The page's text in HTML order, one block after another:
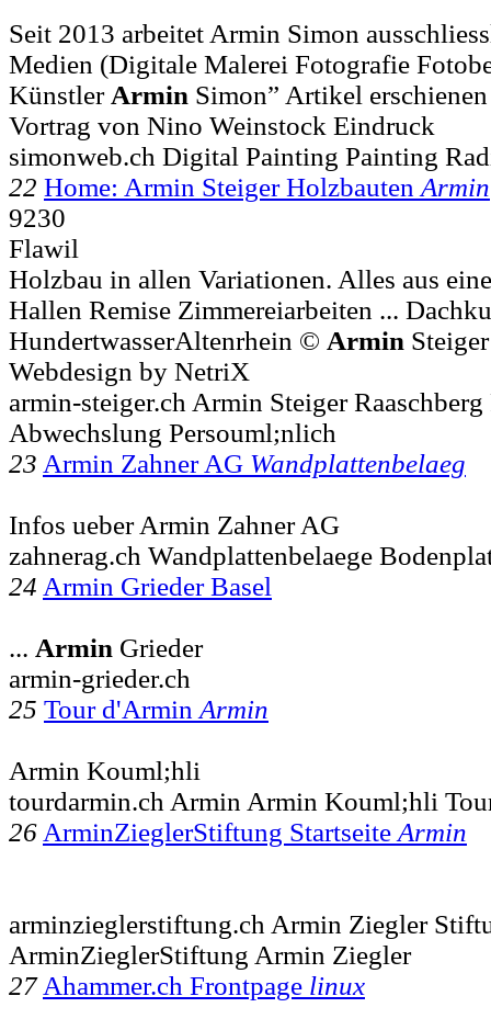
Seit 2013 arbeitet Armin Simon
Medien (Digitale Malerei Fotografie
Künstler Armin Simon” Artikel
Vortrag von Nino Weinstock Eindruck
simonweb.ch Digital Painting Painting
22 Home: Armin Steiger Holzbauten Armin
9230
Flawil
Holzbau in allen Variationen. Alles aus
Hallen Remise Zimmereiarbeiten ...
HundertwasserAltenrhein © Armin
Webdesign by NetriX
armin-steiger.ch Armin Steiger
Abwechslung Persouml;nlich
23 Armin Zahner AG Wandplattenbelaeg
Infos ueber Armin Zahner AG
zahnerag.ch Wandplattenbelaege
24 Armin Grieder Basel
... Armin Grieder
armin-grieder.ch
25 Tour d'Armin Armin
Armin Kouml;hli
tourdarmin.ch Armin Armin Kouml;hli
26 ArminZieglerStiftung Startseite Armin
arminzieglerstiftung.ch Armin Ziegler
ArminZieglerStiftung Armin Ziegler
27 Ahammer.ch Frontpage linux